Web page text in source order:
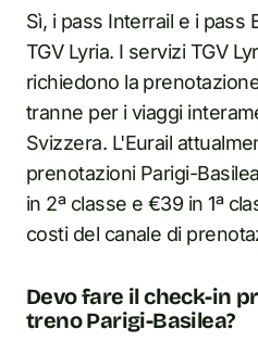
Sì, i pass Interrail e i pass
TGV Lyria. I servizi TGV
richiedono la
tranne per i viaggi
Svizzera. L'Eurail
prenotazioni Parigi-
in 2ª classe e €39 in 1ª
costi del canale di
Devo fare il check-in
treno Parigi-Basilea?